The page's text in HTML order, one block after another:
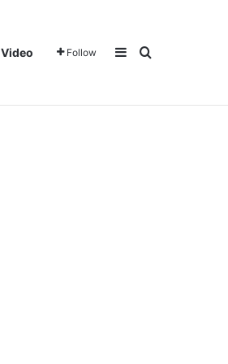
Video Follow Sidebar
Traži